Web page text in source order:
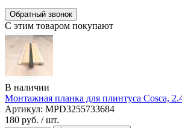
Обратный звонок
С этим товаром покупают
В наличии
Монтажная планка для плинтуса Cosca,
Артикул: MPD3255733684
180 руб. / шт.